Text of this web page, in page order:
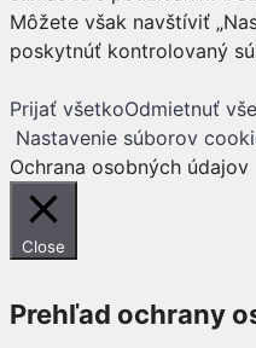
Môžete však navštíviť
poskytnúť kontrolovaný
Prijať všetkoOdmietnuť
Nastavenie súborov
Ochrana osobných údajov
Close
Prehľad ochrany